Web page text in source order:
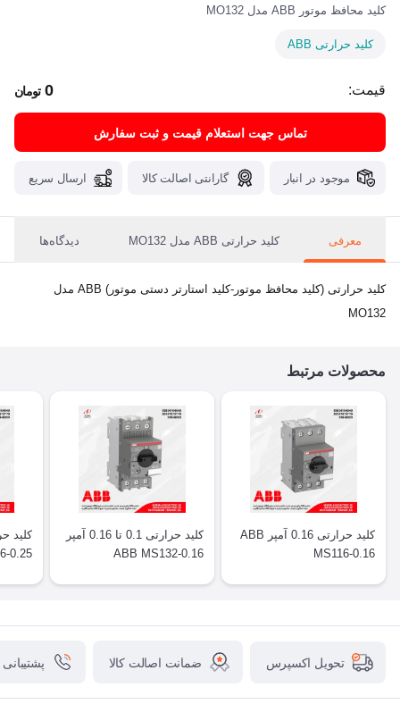
کلید محافظ موتور ABB مدل MO132
کلید حرارتی ABB
قیمت: 0 تومان
تماس جهت استعلام قیمت و ثبت سفارش
موجود در انبار گارانتی اصالت کالا ارسال سریع
معرفی کلید حرارتی ABB مدل MO132 دیدگاه‌ها
کلید حرارتی (کلید محافظ موتور-کلید استارتر دستی موتور) ABB مدل
MO132
محصولات مرتبط
کلید حرارتی 0.16 آمپر ABB
MS116-0.16
کلید حرارتی 0.1 تا 0.16 آمپر
ABB MS132-0.16
0.25
تحویل اکسپرس ضمانت اصالت کالا